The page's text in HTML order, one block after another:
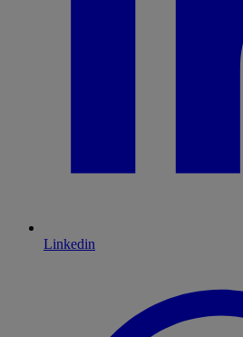
Linkedin